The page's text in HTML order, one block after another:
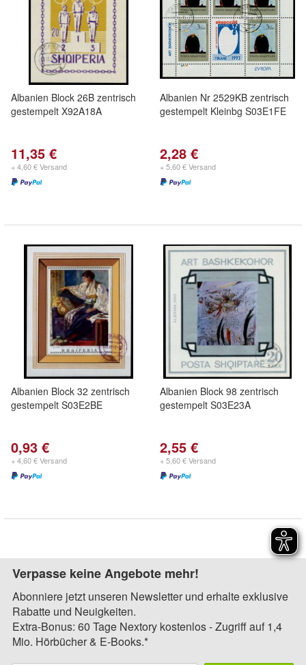
Albanien Block 26B zentrisch
gestempelt X92A18A
11,35 €
+ 4,60 € Versand
Albanien Nr 2529KB zentrisch
gestempelt Kleinbg S03E1FE
2,28 €
+ 5,60 € Versand
Albanien Block 32 zentrisch
gestempelt S03E2BE
0,93 €
+ 4,60 € Versand
Albanien Block 98 zentrisch
gestempelt S03E23A
2,55 €
+ 5,60 € Versand
Verpasse keine Angebote mehr!
Abonniere jetzt unseren Newsletter und erhalte exklusive
Rabatte und Neuigkeiten.
Extra-Bonus: 60 Tage Nextory kostenlos - Zugriff auf 1,4
Mio. Hörbücher & E-Books.*